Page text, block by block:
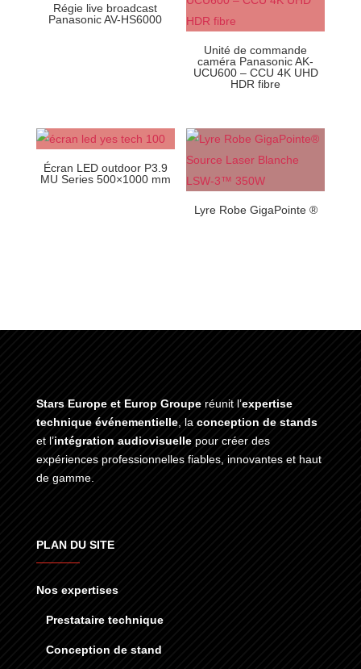
Régie live broadcast
Panasonic AV-HS6000
Unité de commande
caméra Panasonic AK-
UCU600 – CCU 4K UHD
HDR fibre
Écran LED outdoor P3.9
MU Series 500×1000 mm
Lyre Robe GigaPointe ®
Stars Europe et Europ Groupe réunit l’expertise
technique événementielle, la conception de stands
et l’intégration audiovisuellepour créer des
expériences professionnelles fiables, innovantes et haut
de gamme.
PLAN DU SITE
Nos expertises
Prestataire technique
Conception de stand